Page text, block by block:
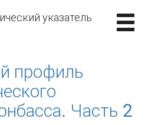
указатель
профиль
Часть 2